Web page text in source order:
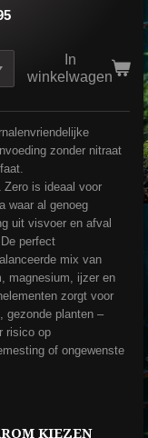
In
winkelwagen
zonder nitraat
Zero is ideaal voor
waar al genoeg
uit visvoer en afval
perfect
mix van
magnesium, ijzer en
zorgt voor
gezonde planten –
risico op
of ongewenste
KIEZEN